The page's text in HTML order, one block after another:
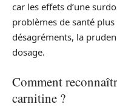
car les effets d’une
problèmes de santé
désagréments, la
dosage.
Comment
carnitine ?